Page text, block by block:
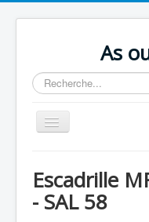
As
Rechercher
Basculer
la
Chronologie
Escadrilles
Escadrille
- SAL 58